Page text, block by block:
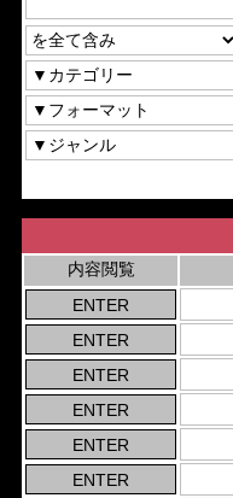
内容閲覧